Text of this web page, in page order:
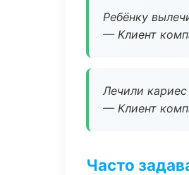
Ребёнку
— Клиент
Лечили
— Клиент
Часто